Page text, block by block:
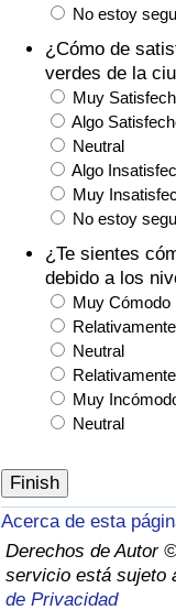
No estoy
¿Cómo de
verdes de la
Muy
Algo
Neutral
Algo
Muy
No estoy
¿Te sientes
debido a los
Muy Cómodo
Neutral
Muy
Neutral
Acerca de esta
Derechos de Autor
servicio está sujeto
de Privacidad